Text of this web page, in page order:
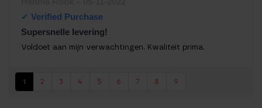
Supersnelle levering!
Voldoet aan mijn verwachtingen. Kwaliteit prima.
1 2 3 4 5 6 7 8 9